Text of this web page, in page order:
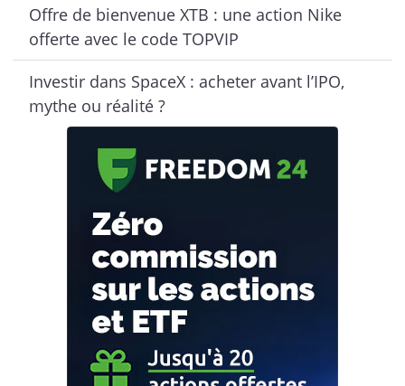
Offre de bienvenue XTB : une action Nike
offerte avec le code TOPVIP
Investir dans SpaceX : acheter avant l’IPO,
mythe ou réalité ?